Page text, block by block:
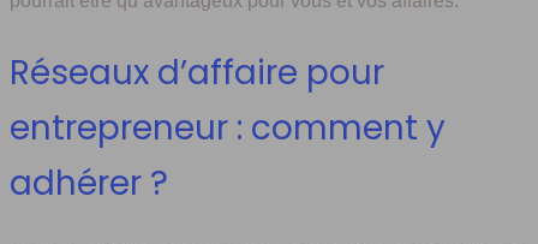
Réseaux d’affaire pour
entrepreneur : comment y
adhérer ?